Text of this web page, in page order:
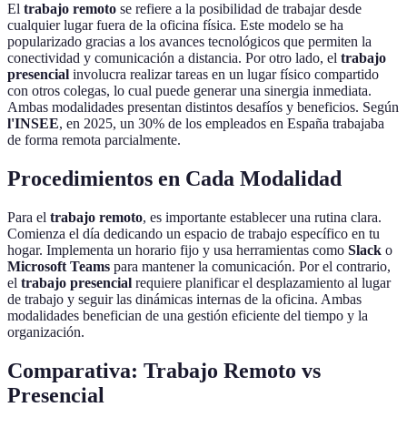
El trabajo remoto se refiere a la posibilidad de trabajar desde
cualquier lugar fuera de la oficina física. Este modelo se ha
popularizado gracias a los avances tecnológicos que permiten la
conectividad y comunicación a distancia. Por otro lado, el trabajo
presencial involucra realizar tareas en un lugar físico compartido
con otros colegas, lo cual puede generar una sinergia inmediata.
Ambas modalidades presentan distintos desafíos y beneficios. Según
l'INSEE, en 2025, un 30% de los empleados en España trabajaba
de forma remota parcialmente.
Procedimientos en Cada Modalidad
Para el trabajo remoto, es importante establecer una rutina clara.
Comienza el día dedicando un espacio de trabajo específico en tu
hogar. Implementa un horario fijo y usa herramientas como Slack o
Microsoft Teams para mantener la comunicación. Por el contrario,
el trabajo presencial requiere planificar el desplazamiento al lugar
de trabajo y seguir las dinámicas internas de la oficina. Ambas
modalidades benefician de una gestión eficiente del tiempo y la
organización.
Comparativa: Trabajo Remoto vs
Presencial